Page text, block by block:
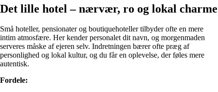
Det lille hotel – nærvær, ro og lokal charme
Små hoteller, pensionater og boutiquehoteller tilbyder ofte en mere
intim atmosfære. Her kender personalet dit navn, og morgenmaden
serveres måske af ejeren selv. Indretningen bærer ofte præg af
personlighed og lokal kultur, og du får en oplevelse, der føles mere
autentisk.
Fordele: